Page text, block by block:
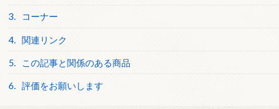
3. コーナー
4. 関連リンク
5. この記事と関係のある商品
6. 評価をお願いします